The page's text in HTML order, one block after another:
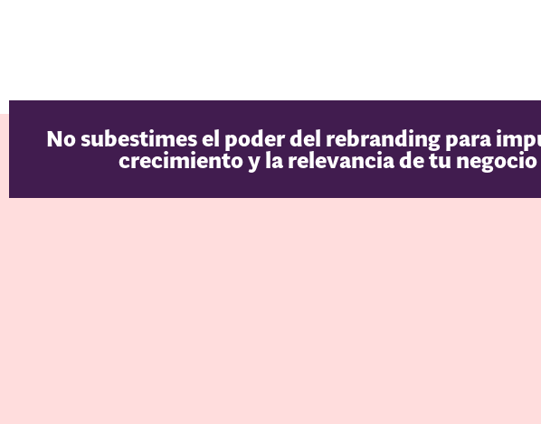
No subestimes el poder del rebranding para
crecimiento y la relevancia de tu negocio